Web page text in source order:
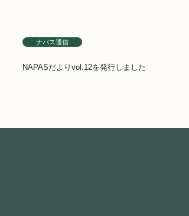
ナパス通信
NAPASだよりvol.12を発行しました